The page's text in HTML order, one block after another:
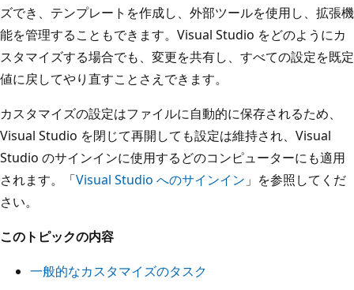
ズでき、テンプレートを作成し、外部ツールを使用し、拡張機
能を管理することもできます。Visual Studio をどのようにカ
スタマイズする場合でも、変更を共有し、すべての設定を既定
値に戻してやり直すことさえできます。
カスタマイズの設定はファイルに自動的に保存されるため、
Visual Studio を閉じて再開しても設定は維持され、Visual
Studio のサインインに使用するどのコンピューターにも適用
されます。「Visual Studio へのサインイン 」を参照してくだ
さい。
このトピックの内容
一般的なカスタマイズのタスク